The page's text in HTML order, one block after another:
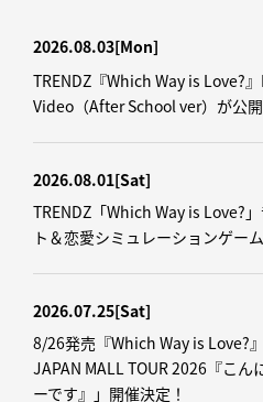
2026.08.03[Mon]
TRENDZ『Which Way is Love?
Video（After School ver）が公開
2026.08.01[Sat]
TRENDZ「Which Way is Love?
ト＆恋愛シミュレーションゲー
2026.07.25[Sat]
8/26発売『Which Way is Love?
JAPAN MALL TOUR 2026『こ
ーです』」開催決定！